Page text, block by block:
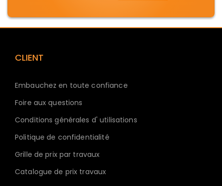
CLIENT
Embauchez en toute confiance
Foire aux questions
Conditions générales d' utilisations
Politique de confidentialité
Grille de prix par travaux
Catalogue de prix travaux